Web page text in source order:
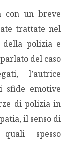
con un breve
trattate nel
polizia e
del caso
l’autrice
sfide emotive
di polizia in
il senso di
spesso